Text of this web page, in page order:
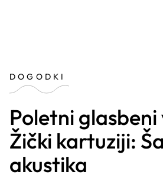
DOGODKI
Poletni glasbeni
Žički kartuziji:
akustika